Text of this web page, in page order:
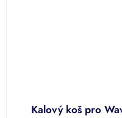
Kalový koš pro